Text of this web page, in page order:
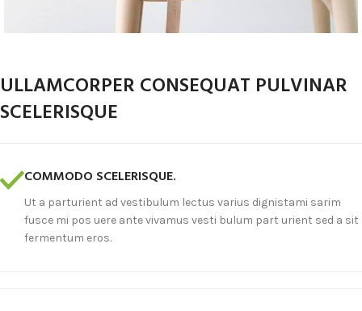
ULLAMCORPER CONSEQUAT PULVINAR
SCELERISQUE
COMMODO SCELERISQUE.
Ut a parturient ad vestibulum lectus varius dignistami sarim
fusce mi pos uere ante vivamus vesti bulum part urient sed a sit
fermentum eros.